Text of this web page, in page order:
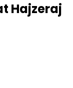
Hajzeraj